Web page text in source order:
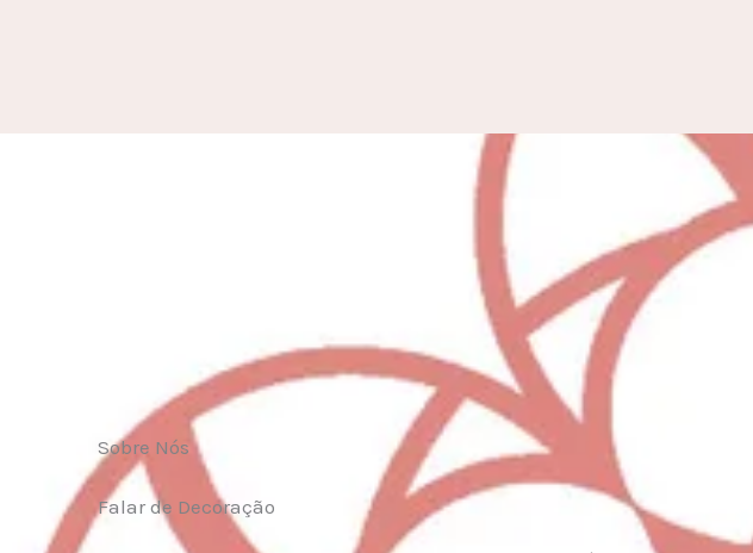
Sobre Nós
Falar de Decoração